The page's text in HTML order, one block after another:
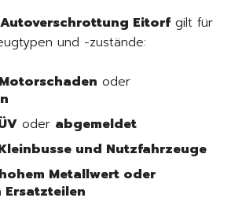
Eitorf gilt für
und -zustände:
Motorschaden oder
oder abgemeldet
und Nutzfahrzeuge
hohem Metallwert oder